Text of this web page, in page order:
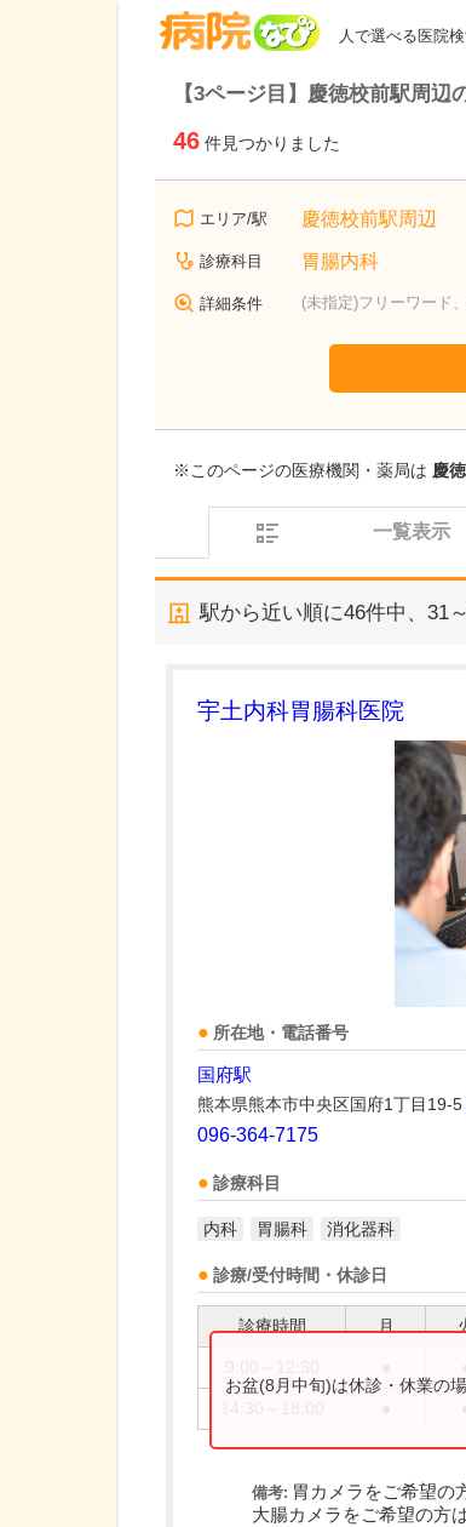
人で選べる医院
【3ページ目】慶徳校前駅周辺
46 件見つかりました
エリア/駅 慶徳校前駅周辺
診療科目 胃腸内科
詳細条件 (未指定)フリーワード
※このページの医療機関・薬局は 慶
一覧表示
駅から近い順に46件中、 31
宇土内科胃腸科医院
所在地・電話番号
国府駅
熊本県熊本市中央区国府1丁目19-5
096-364-7175
診療科目
内科 胃腸科 消化器科
診療/受付時間・休診日
診療時間 月
お盆(8月中旬)は休診・休業の
備考: 胃カメラをご希望の
大腸カメラをご希望の方